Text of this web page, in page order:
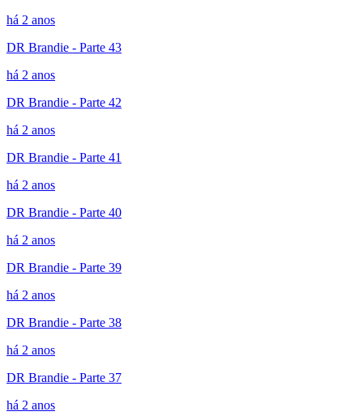
há 2 anos
DR Brandie - Parte 43
há 2 anos
DR Brandie - Parte 42
há 2 anos
DR Brandie - Parte 41
há 2 anos
DR Brandie - Parte 40
há 2 anos
DR Brandie - Parte 39
há 2 anos
DR Brandie - Parte 38
há 2 anos
DR Brandie - Parte 37
há 2 anos